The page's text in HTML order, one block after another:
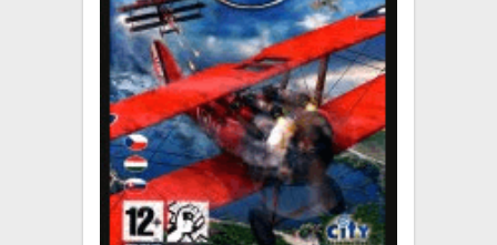
DOPRAVA
XZONE KLUB
TCG & BOARDGAME HUB
VÝKUP HER (BAZAR)